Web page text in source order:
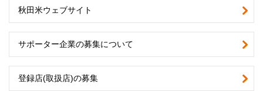
秋田米ウェブサイト
サポーター企業の募集について
登録店(取扱店)の募集